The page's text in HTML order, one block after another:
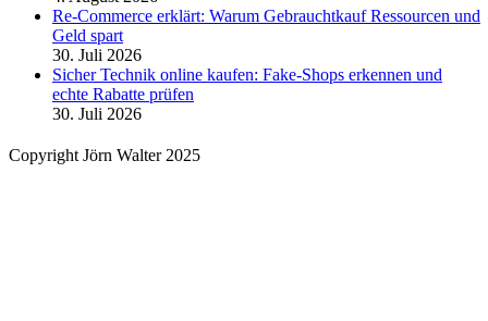
Re-Commerce erklärt: Warum Gebrauchtkauf Ressourcen und
Geld spart
30. Juli 2026
Sicher Technik online kaufen: Fake-Shops erkennen und
echte Rabatte prüfen
30. Juli 2026
Copyright Jörn Walter 2025